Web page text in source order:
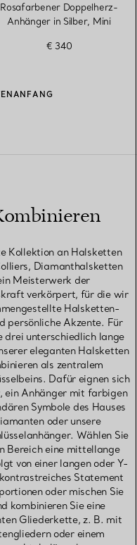
Rosafarbener Doppelherz-
Anhänger in Silber, Mini
€ 340
Kollektion an Halsketten
Diamanthalsketten
Meisterwerk der
verkörpert, für die wir
Halsketten-
persönliche Akzente. Für
drei unterschiedlich lange
eleganten Halsketten
als zentralem
Dafür eignen sich
ein Anhänger mit farbigen
Symbole des Hauses
oder unsere
Wählen Sie
Bereich eine mittellange
von einer langen oder Y-
Statement
oder mischen Sie
kombinieren Sie eine
Gliederkette, z. B. mit
oder einem